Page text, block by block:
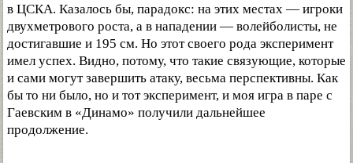
в ЦСКА. Казалось бы, парадокс: на этих местах — игроки
двухметрового роста, а в нападении — волейболисты, не
достигавшие и 195 см. Но этот своего рода эксперимент
имел успех. Видно, потому, что такие связующие, которые
и сами могут завершить атаку, весьма перспективны. Как
бы то ни было, но и тот эксперимент, и моя игра в паре с
Гаевским в «Динамо» получили дальнейшее
продолжение.